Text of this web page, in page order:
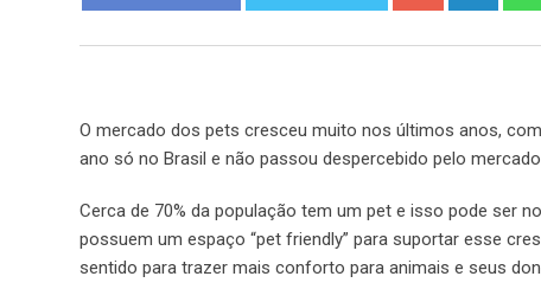
O mercado dos pets cresceu muito nos últimos anos,
ano só no Brasil e não passou despercebido pelo
Cerca de 70% da população tem um pet e isso pode ser
possuem um espaço “pet friendly” para suportar esse
sentido para trazer mais conforto para animais e seus